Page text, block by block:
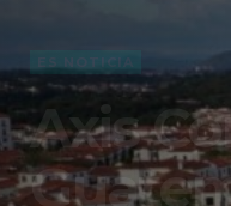
crean